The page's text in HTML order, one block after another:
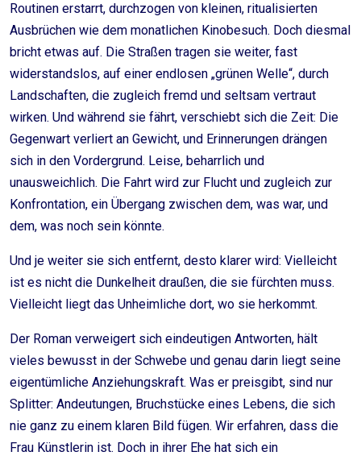
Routinen erstarrt, durchzogen von kleinen, ritualisierten
Ausbrüchen wie dem monatlichen Kinobesuch. Doch diesmal
bricht etwas auf. Die Straßen tragen sie weiter, fast
widerstandslos, auf einer endlosen „grünen Welle“, durch
Landschaften, die zugleich fremd und seltsam vertraut
wirken. Und während sie fährt, verschiebt sich die Zeit: Die
Gegenwart verliert an Gewicht, und Erinnerungen drängen
sich in den Vordergrund. Leise, beharrlich und
unausweichlich. Die Fahrt wird zur Flucht und zugleich zur
Konfrontation, ein Übergang zwischen dem, was war, und
dem, was noch sein könnte.
Und je weiter sie sich entfernt, desto klarer wird: Vielleicht
ist es nicht die Dunkelheit draußen, die sie fürchten muss.
Vielleicht liegt das Unheimliche dort, wo sie herkommt.
Der Roman verweigert sich eindeutigen Antworten, hält
vieles bewusst in der Schwebe und genau darin liegt seine
eigentümliche Anziehungskraft. Was er preisgibt, sind nur
Splitter: Andeutungen, Bruchstücke eines Lebens, die sich
nie ganz zu einem klaren Bild fügen. Wir erfahren, dass die
Frau Künstlerin ist. Doch in ihrer Ehe hat sich ein